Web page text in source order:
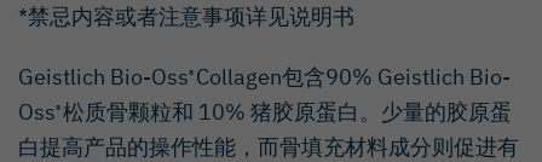
*禁忌内容或者注意事项详见说明书
Geistlich Bio-Oss® Collagen包含90% Geistlich Bio-
Oss®松质骨颗粒和 10% 猪胶原蛋白。少量的胶原蛋
白提高产品的操作性能，而骨填充材料成分则促进有